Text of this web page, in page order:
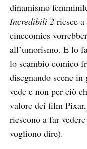
dinamismo
Incredibili 2 riesce
cinecomics
all’umorismo. E lo
lo scambio comico
disegnando scene
vede e non per ciò
valore dei film
riescono a far
vogliono dire).